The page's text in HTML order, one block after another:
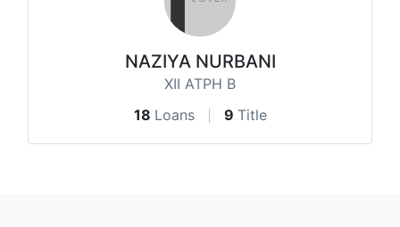
NAZIYA NURBANI
XII ATPH B
18 Loans 9 Title